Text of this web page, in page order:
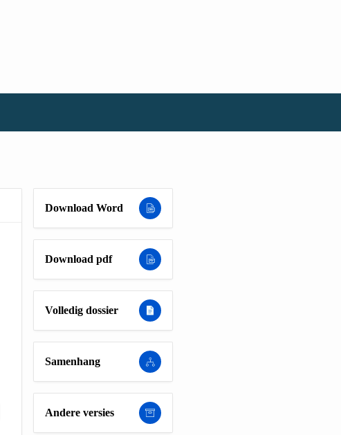
Download Word
Download pdf
Volledig dossier
Samenhang
Andere versies